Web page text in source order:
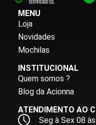
MENU
Loja
Novidades
Mochilas
INSTITUCIONAL
Quem somos ?
Blog da Acionna
ATENDIMENTO AO
Seg à Sex 08